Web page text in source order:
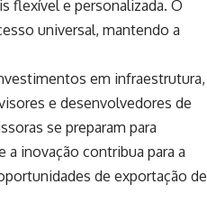
flexível e personalizada. O
universal, mantendo a
em infraestrutura,
e desenvolvedores de
se preparam para
a inovação contribua para a
de exportação de